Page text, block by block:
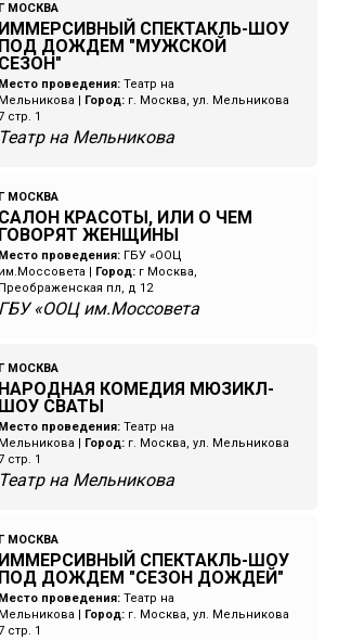
Г МОСКВА
ИММЕРСИВНЫЙ СПЕКТАКЛЬ-ШОУ
ПОД ДОЖДЕМ "МУЖСКОЙ
СЕЗОН"
Место проведения: Театр на
Мельникова
Город: г. Москва, ул. Мельникова
стр. 1
Театр на Мельникова
Г МОСКВА
САЛОН КРАСОТЫ, ИЛИ О ЧЕМ
ГОВОРЯТ ЖЕНЩИНЫ
Место проведения: ГБУ «ООЦ
им.Моссовета
Город: г Москва,
Преображенская пл, д 12
ГБУ «ООЦ им.Моссовета
Г МОСКВА
НАРОДНАЯ КОМЕДИЯ МЮЗИКЛ-
ШОУ СВАТЫ
Место проведения: Театр на
Мельникова
Город: г. Москва, ул. Мельникова
стр. 1
Театр на Мельникова
Г МОСКВА
ИММЕРСИВНЫЙ СПЕКТАКЛЬ-ШОУ
ПОД ДОЖДЕМ "СЕЗОН ДОЖДЕЙ"
Место проведения: Театр на
Мельникова
Город: г. Москва, ул. Мельникова
стр. 1